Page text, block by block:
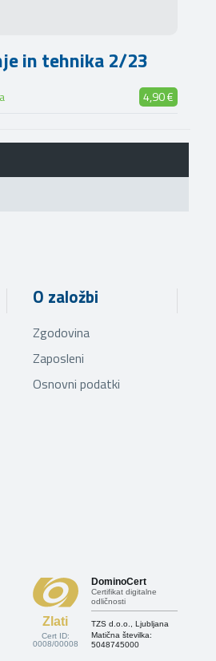
in tehnika 2/23
4,90 €
O založbi
Zgodovina
Zaposleni
Osnovni podatki
Zlati
Cert ID:
0008/00008
DominoCert
Certifikat digitalne
odličnosti
TZS d.o.o., Ljubljana
Matična številka:
5048745000